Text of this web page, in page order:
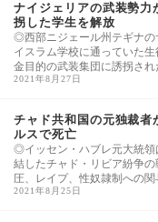
ナイジェリアの武装勢力
拐した学生を解放
◎西部ニジェール州テギナの
イスラム学校に通っていた生
金目的の武装集団に誘拐され
1日／
2021年8月27日
チャド共和国の元独裁者
ルスで死亡
◎イッセン・ハブレ元大統領
結したチャド・リビア紛争
圧、レイプ、性奴隷制への関
などを
2021年8月25日